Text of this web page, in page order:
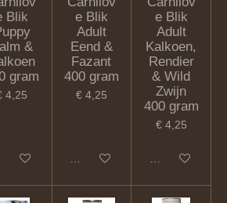
Blik
&
gram
4,25
winkelwagen
e Blik
Adult
Eend &
Fazant
400 gram
€ 4,25
In winkelwagen
e Blik
Adult
Kalkoen,
Rendier
& Wild
Zwijn
400 gram
€ 4,25
In winkelwagen